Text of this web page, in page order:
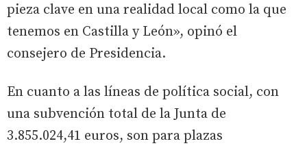
pieza clave en una realidad local como la que
tenemos en Castilla y León», opinó el
consejero de Presidencia.
En cuanto a las líneas de política social, con
una subvención total de la Junta de
3.855.024,41 euros, son para plazas